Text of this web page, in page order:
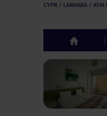
CYPR LARNAKA AYIA
top